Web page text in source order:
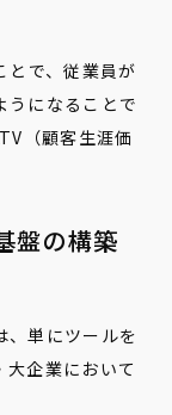
とで、従業員が
うになることで
（顧客生涯価
盤の構築
、単にツールを
企業において